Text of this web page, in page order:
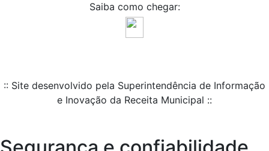
Saiba como chegar:
:: Site desenvolvido pela Superintendência de Informação
e Inovação da Receita Municipal ::